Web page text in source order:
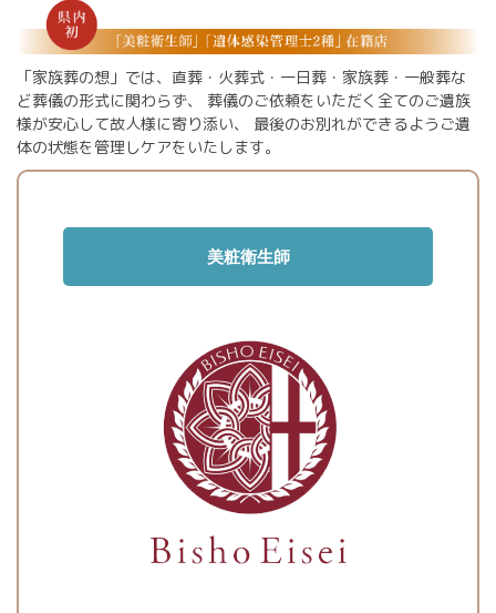
「家族葬の想」では、直葬・火葬式・一日葬・家族葬・一般葬な
ど葬儀の形式に関わらず、
葬儀のご依頼をいただく全てのご遺族
様が安心して故人様に寄り添い、
最後のお別れができるようご遺
体の状態を管理しケアをいたします。
美粧衛生師